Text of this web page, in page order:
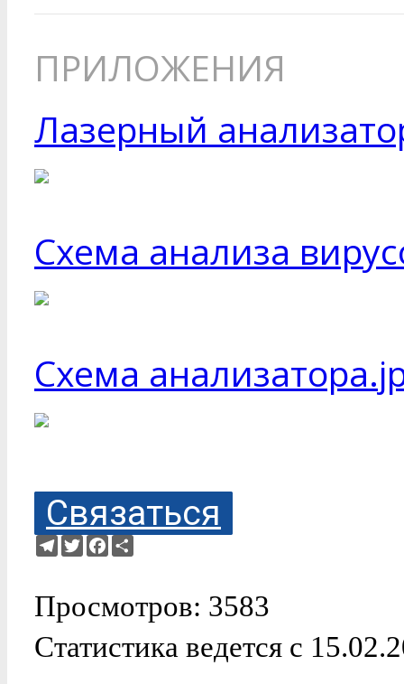
ПРИЛОЖЕНИЯ
Лазерный
Схема анализа
Схема
Связаться
Telegram
TwitterFacebook
Просмотров: 3583
Статистика ведется с